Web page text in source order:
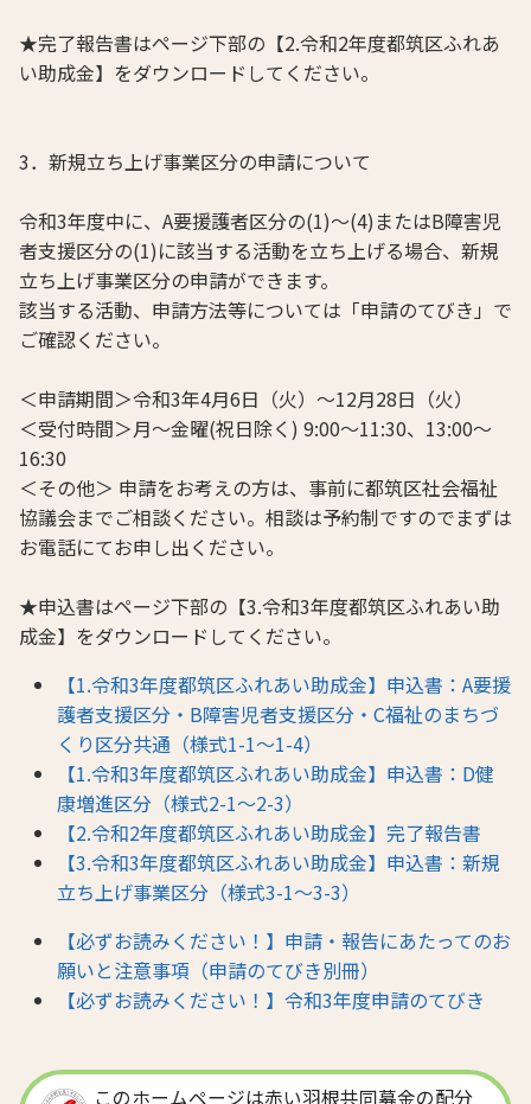
★完了報告書はページ下部の【2.令和2年度都筑区ふれあ
い助成金】をダウンロードしてください。
3．新規立ち上げ事業区分の申請について
令和3年度中に、A要援護者区分の(1)～(4)またはB障害児
者支援区分の(1)に該当する活動を立ち上げる場合、新規
立ち上げ事業区分の申請ができます。
該当する活動、申請方法等については「申請のてびき」で
ご確認ください。
＜申請期間＞令和3年4月6日（火）～12月28日（火）
＜受付時間＞月～金曜(祝日除く) 9:00～11:30、13:00～
16:30
＜その他＞ 申請をお考えの方は、事前に都筑区社会福祉
協議会までご相談ください。相談は予約制ですのでまずは
お電話にてお申し出ください。
★申込書はページ下部の【3.令和3年度都筑区ふれあい助
成金】をダウンロードしてください。
【1.令和3年度都筑区ふれあい助成金】申込書：A要援
護者支援区分・B障害児者支援区分・C福祉のまちづ
くり区分共通（様式1-1～1-4）
【1.令和3年度都筑区ふれあい助成金】申込書：D健
康増進区分（様式2-1～2-3）
【2.令和2年度都筑区ふれあい助成金】完了報告書
【3.令和3年度都筑区ふれあい助成金】申込書：新規
立ち上げ事業区分（様式3-1～3-3）
【必ずお読みください！】申請・報告にあたってのお
願いと注意事項（申請のてびき別冊）
【必ずお読みください！】令和3年度申請のてびき
このホームページは赤い羽根共同募金の配分